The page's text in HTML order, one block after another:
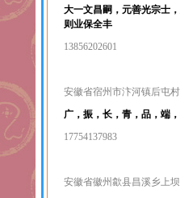
大一文昌嗣，元善光宗士
则业保全丰
13856202601
安徽省宿州市汴河镇后屯
广，振，长，青，品，端
17754137983
安徽省徽州歙县昌溪乡上